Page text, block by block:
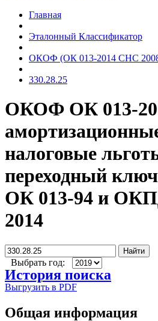
Главная
Эталонный Классификатор
ОКОФ (ОК 013-2014 СНС
330.28.25
ОКОФ ОК 013-
налоговые
переходный
ОК 013-94 и
2014
Найти
Выбрать год:
История поиска
Выгрузить в PDF
Общая информация